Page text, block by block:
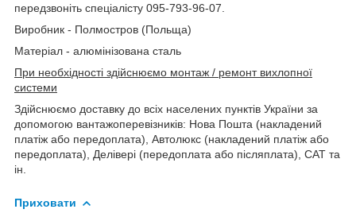
передзвоніть спеціалісту 095-793-96-07.
Виробник - Полмостров (Польща)
Матеріал - алюмінізована сталь
При необхідності здійснюємо монтаж / ремонт вихлопної
системи
Здійснюємо доставку до всіх населених пунктів України за
допомогою вантажоперевізників: Нова Пошта (накладений
платіж або передоплата), Автолюкс (накладений платіж або
передоплата), Делівері (передоплата або післяплата), САТ та
ін.
Приховати